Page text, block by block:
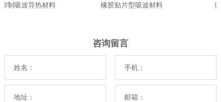
吸波导热材料 橡胶贴片型吸波材料 微
咨询留言
姓名： 手机：
地址： 邮箱：